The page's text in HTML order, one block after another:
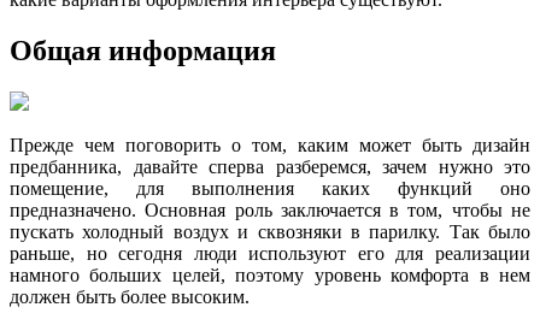
Общая информация
Прежде чем поговорить о том, каким может быть дизайн
предбанника, давайте сперва разберемся, зачем нужно это
помещение, для выполнения каких функций оно
предназначено. Основная роль заключается в том, чтобы не
пускать холодный воздух и сквозняки в парилку. Так было
раньше, но сегодня люди используют его для реализации
намного больших целей, поэтому уровень комфорта в нем
должен быть более высоким.